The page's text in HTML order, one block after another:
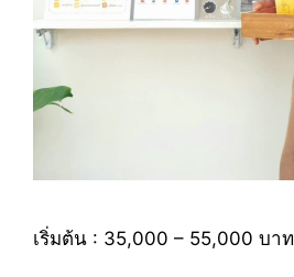
เริ่มต้น : 35,000 – 55,000 บาท